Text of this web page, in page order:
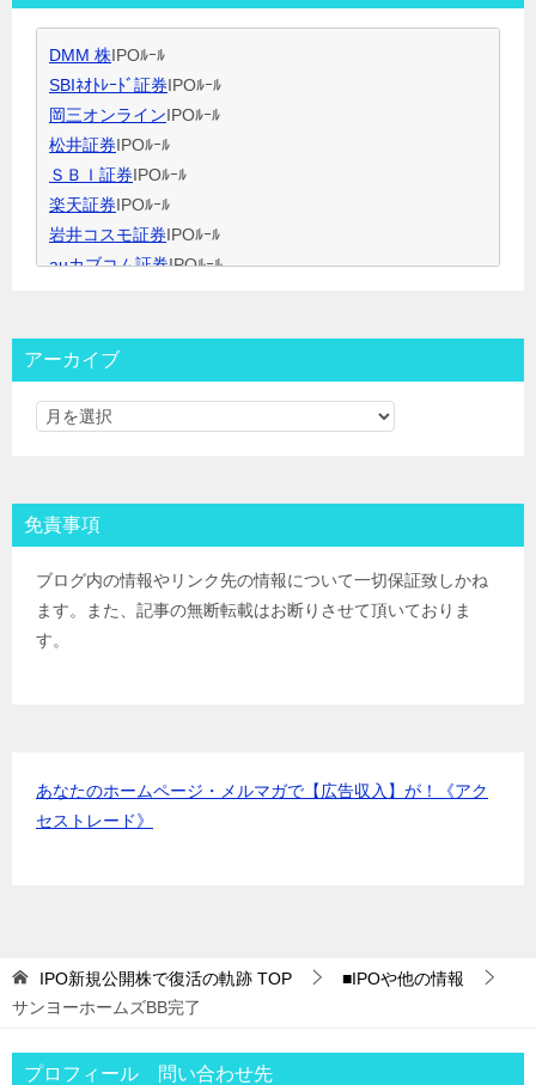
IPO閑散期、空白期間の過ごし方
DMM 株IPOﾙｰﾙ
SBIﾈｵﾄﾚｰﾄﾞ証券IPOﾙｰﾙ
岡三オンラインIPOﾙｰﾙ
松井証券IPOﾙｰﾙ
ＳＢＩ証券IPOﾙｰﾙ
楽天証券IPOﾙｰﾙ
岩井コスモ証券IPOﾙｰﾙ
auカブコム証券IPOﾙｰﾙ
三菱ＵＦＪ証券
みずほ証券IPOﾙｰﾙ
ＳＭＢＣ日興証券
岡三証券IPOﾙｰﾙ
ＧＭＯクリック証券
アイザワ証券IPOﾙｰﾙ
むさし証券
IPOﾙｰﾙ
マネックス証券
アーカイブ
免責事項
ブログ内の情報やリンク先の情報について一切保証致しかね
ます。また、記事の無断転載はお断りさせて頂いておりま
す。
あなたのホームページ・メルマガで【広告収入】が！《アク
セストレード》
IPO新規公開株で復活の軌跡 TOP
■IPOや他の情報
サンヨーホームズBB完了
プロフィール 問い合わせ先